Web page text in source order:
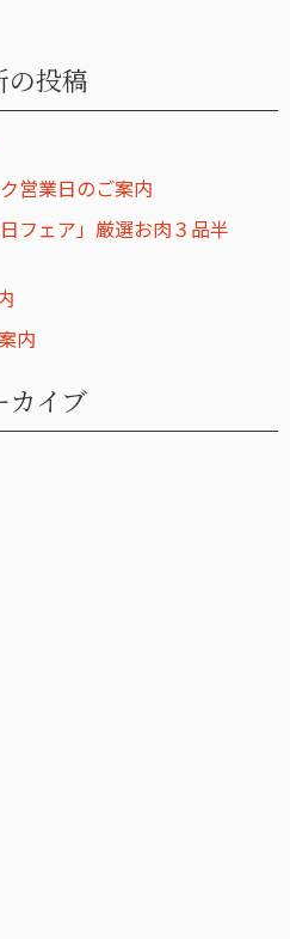
の投稿
営業日のご案内
フェア」厳選お肉３品半
内
カイブ